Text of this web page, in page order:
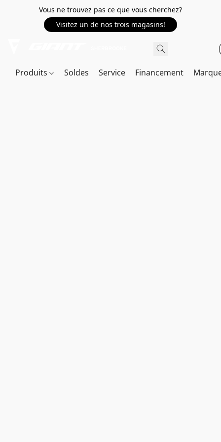
Vous ne trouvez pas ce que vous cherchez?
Visitez un de nos trois magasins!
Produits Soldes Service Financement